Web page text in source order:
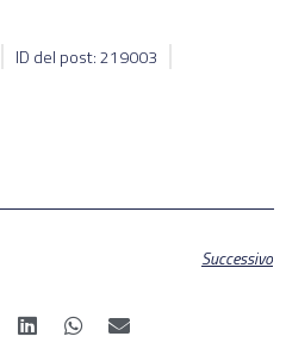
ID del post: 219003
Successivo